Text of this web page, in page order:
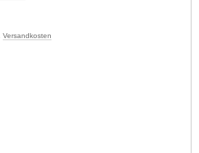
Versandkosten